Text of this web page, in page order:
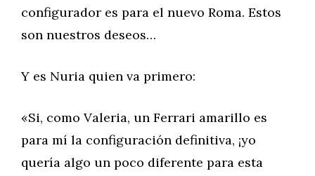
configurador es para el nuevo Roma. Estos
son nuestros deseos…
Y es Nuria quien va primero:
«Si, como Valeria, un Ferrari amarillo es
para mí la configuración definitiva, ¡yo
quería algo un poco diferente para esta